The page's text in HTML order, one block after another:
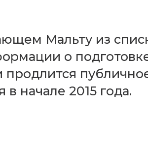
Мальту из
о
в начале 2015 года.